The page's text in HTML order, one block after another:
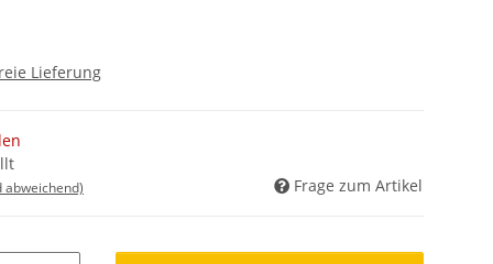
Lieferung
abweichend) Frage zum Artikel